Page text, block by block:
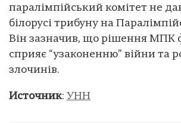
паралімпійський комітет не
білорусі трибуну на
Він зазначив, що рішення МПК
сприяє “узаконенню” війни та
злочинів.
Источник: УНН